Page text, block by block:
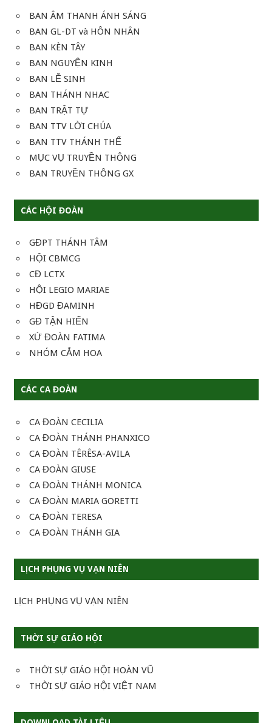
BAN ÂM THANH ÁNH SÁNG
BAN GL-DT và HÔN NHÂN
BAN KÈN TÂY
BAN NGUYỆN KINH
BAN LỄ SINH
BAN THÁNH NHAC
BAN TRẬT TỰ
BAN TTV LỜI CHÚA
BAN TTV THÁNH THỂ
MỤC VỤ TRUYỀN THÔNG
BAN TRUYỀN THÔNG GX
CÁC HỘI ĐOÀN
GĐPT THÁNH TÂM
HỘI CBMCG
CĐ LCTX
HỘI LEGIO MARIAE
HĐGD ĐAMINH
GĐ TẬN HIẾN
XỨ ĐOÀN FATIMA
NHÓM CẮM HOA
CÁC CA ĐOÀN
CA ĐOÀN CECILIA
CA ĐOÀN THÁNH PHANXICO
CA ĐOÀN TÊRÊSA-AVILA
CA ĐOÀN GIUSE
CA ĐOÀN THÁNH MONICA
CA ĐOÀN MARIA GORETTI
CA ĐOÀN TERESA
CA ĐOÀN THÁNH GIA
LỊCH PHỤNG VỤ VẠN NIÊN
LỊCH PHỤNG VỤ VẠN NIÊN
THỜI SỰ GIÁO HỘI
THỜI SỰ GIÁO HỘI HOÀN VŨ
THỜI SỰ GIÁO HỘI VIỆT NAM